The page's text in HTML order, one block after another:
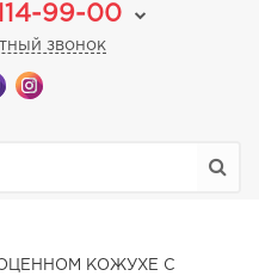
99-00
звонок
КОЖУХЕ С